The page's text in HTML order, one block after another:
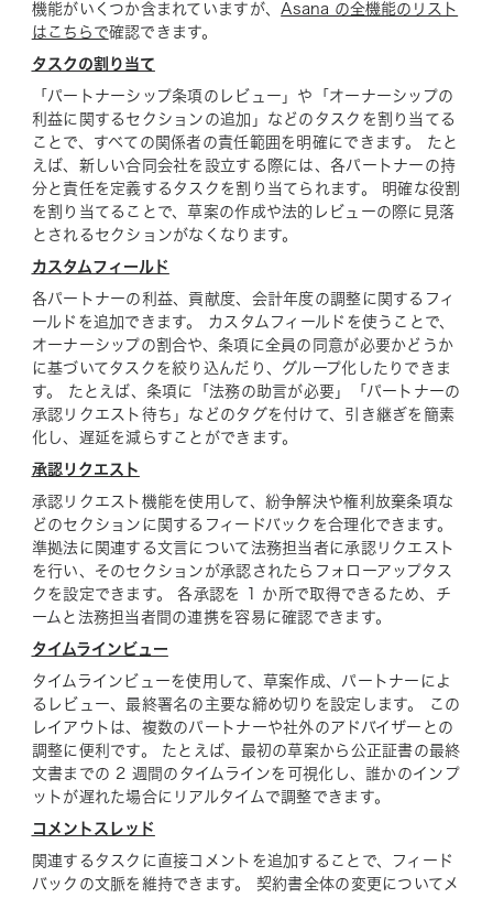
機能がいくつか含まれていますが、 Asana の全機能のリスト
はこちらで確認できます。
タスクの割り当て
「パートナーシップ条項のレビュー」や「オーナーシップの
利益に関するセクションの追加」などのタスクを割り当てる
ことで、すべての関係者の責任範囲を明確にできます。 たと
えば、新しい合同会社を設立する際には、各パートナーの持
分と責任を定義するタスクを割り当てられます。 明確な役割
を割り当てることで、草案の作成や法的レビューの際に見落
とされるセクションがなくなります。
カスタムフィールド
各パートナーの利益、貢献度、会計年度の調整に関するフィ
ールドを追加できます。 カスタムフィールドを使うことで、
オーナーシップの割合や、条項に全員の同意が必要かどうか
に基づいてタスクを絞り込んだり、グループ化したりできま
す。 たとえば、条項に「法務の助言が必要」「パートナーの
承認リクエスト待ち」などのタグを付けて、引き継ぎを簡素
化し、遅延を減らすことができます。
承認リクエスト
承認リクエスト機能を使用して、紛争解決や権利放棄条項な
どのセクションに関するフィードバックを合理化できます。
準拠法に関連する文言について法務担当者に承認リクエスト
を行い、そのセクションが承認されたらフォローアップタス
クを設定できます。 各承認を 1 か所で取得できるため、チ
ームと法務担当者間の連携を容易に確認できます。
タイムラインビュー
タイムラインビューを使用して、草案作成、パートナーによ
るレビュー、最終署名の主要な締め切りを設定します。 この
レイアウトは、複数のパートナーや社外のアドバイザーとの
調整に便利です。 たとえば、最初の草案から公正証書の最終
文書までの 2 週間のタイムラインを可視化し、誰かのインプ
ットが遅れた場合にリアルタイムで調整できます。
コメントスレッド
関連するタスクに直接コメントを追加することで、フィード
バックの文脈を維持できます。 契約書全体の変更についてメ